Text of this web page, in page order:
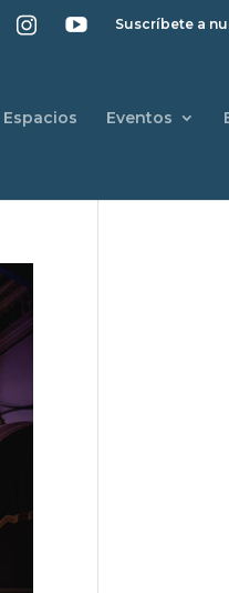
Suscríbete a
Espacios Eventos